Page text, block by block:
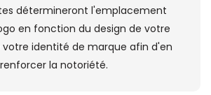
détermineront l'emplacement
en fonction du design de votre
identité de marque afin d'en
renforcer la notoriété.